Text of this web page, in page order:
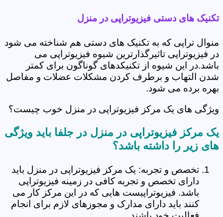
تکنیک های دستی فیزیوتراپی در منزل
منوال تراپی که به تکنیک های دستی هم شناخته می شود
در فیزیوتراپی تاثیرگذارترین شیوه فیزیوتراپی می
باشد.در این شیوه از تکنیکدهای گوناگون برای کمتر
شدن التهاب و برطرف کردن مشکلات عضلات و مفاصل
بهره برده می شود.
ویژگی های یک مرکز فیزیوتراپی در منزل خوب چیست؟
یک مرکز فیزیوتراپی در منزل در جلفا باید ویژگی
های زیر را داشته باشد؟
تخصص و تجربه: یک مرکز فیزیوتراپی در منزل باید
دارای تخصص و تجربه کافی در زمینه فیزیوتراپی
باشد. فیزیوتراپیست هایی که در این مرکز کار می
کنند باید دارای مدارک و مجوزهای لازم برای انجام